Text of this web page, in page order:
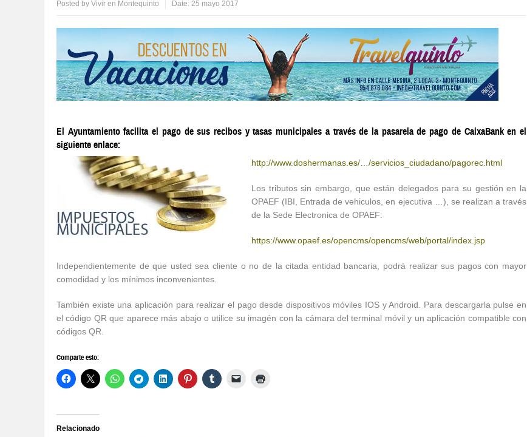
Posted by Vivir en Montequinto Date: 25 mayo 2017
El Ayuntamiento facilita el pago de sus recibos y tasas municipales a través de la pasarela de pago de CaixaBank en el
siguiente enlace:
http://www.doshermanas.es/…/servicios_ciudadano/pagorec. html
Los tributos sin embargo, que están delegados para su gestión en la
OPAEF (IBI, Entrada de vehiculos, en ejecutiva …), se realizan a través
de la Sede Electronica de OPAEF:
https://www.opaef.es/opencms/opencms/web/portal/index.jsp
Independientemente de que usted sea cliente o no de la citada entidad bancaria, podrá realizar sus pagos con mayor
comodidad y los mínimos inconvenientes.
También existe una aplicación para realizar el pago desde dispositivos móviles IOS y Android. Para descargarla pulse en
el código QR que aparece más abajo o utilice su imagén con la cámara del terminal móvil y un aplicación compatible con
códigos QR.
Comparte esto:
Relacionado